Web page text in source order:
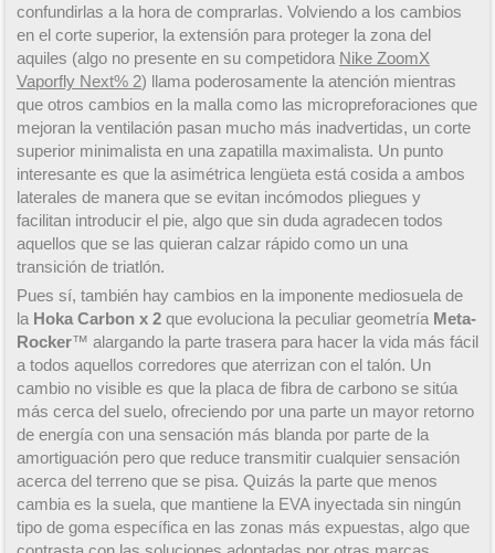
confundirlas a la hora de comprarlas. Volviendo a los cambios
en el corte superior, la extensión para proteger la zona del
aquiles (algo no presente en su competidora Nike ZoomX
Vaporfly Next% 2) llama poderosamente la atención mientras
que otros cambios en la malla como las micropreforaciones que
mejoran la ventilación pasan mucho más inadvertidas, un corte
superior minimalista en una zapatilla maximalista. Un punto
interesante es que la asimétrica lengüeta está cosida a ambos
laterales de manera que se evitan incómodos pliegues y
facilitan introducir el pie, algo que sin duda agradecen todos
aquellos que se las quieran calzar rápido como un una
transición de triatlón.
Pues sí, también hay cambios en la imponente mediosuela de
la Hoka Carbon x 2 que evoluciona la peculiar geometría Meta-
Rocker™ alargando la parte trasera para hacer la vida más fácil
a todos aquellos corredores que aterrizan con el talón. Un
cambio no visible es que la placa de fibra de carbono se sitúa
más cerca del suelo, ofreciendo por una parte un mayor retorno
de energía con una sensación más blanda por parte de la
amortiguación pero que reduce transmitir cualquier sensación
acerca del terreno que se pisa. Quizás la parte que menos
cambia es la suela, que mantiene la EVA inyectada sin ningún
tipo de goma específica en las zonas más expuestas, algo que